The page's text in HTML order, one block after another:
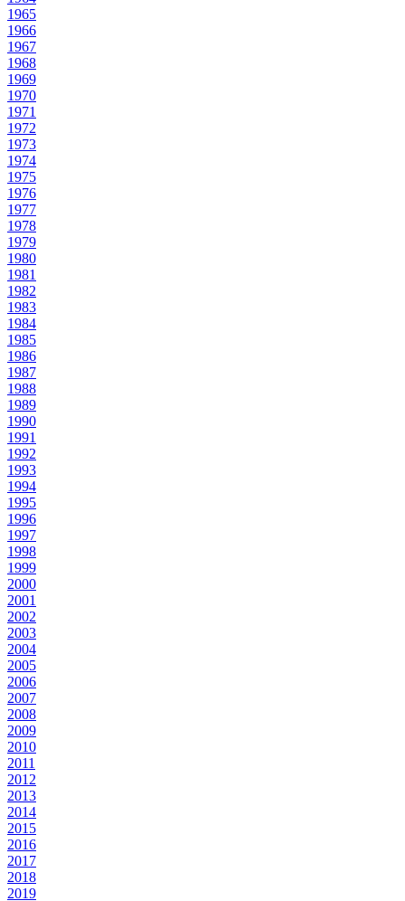
1965
1966
1967
1968
1969
1970
1971
1972
1973
1974
1975
1976
1977
1978
1979
1980
1981
1982
1983
1984
1985
1986
1987
1988
1989
1990
1991
1992
1993
1994
1995
1996
1997
1998
1999
2000
2001
2002
2003
2004
2005
2006
2007
2008
2009
2010
2011
2012
2013
2014
2015
2016
2017
2018
2019